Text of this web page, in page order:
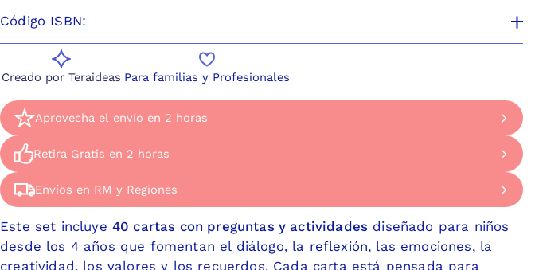
Código ISBN:
Creado por Teraideas Para familias y Profesionales
Aprovecha el envío en 2 horas
Aprovecha el envío en 2 horas
Disponible de Lunes a Jueves de 9 a 17 horas, para algunas comunas de
Retira Gratis en 2 horas
Retira Gratis en 2 horas
Ven a retirar el mismo día a nuestra tienda en el MUT abierta Lunes a
Envíos en RM y Regiones
Envíos en RM y Regiones
Hacemos envíos por Bluexpress a regiones
Este set incluye 40 cartas con preguntas y actividades diseñado para niños
desde los 4 años que fomentan el diálogo, la reflexión, las emociones, la
creatividad, los valores y los recuerdos. Cada carta está pensada para